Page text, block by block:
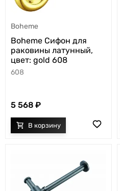
Boheme
Boheme Сифон для
раковины латунный,
цвет: gold 608
608
5 568